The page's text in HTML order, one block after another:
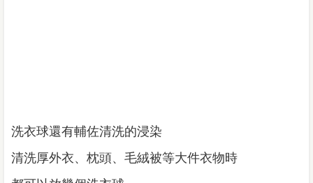
洗衣球還有輔佐清洗的浸染
清洗厚外衣、枕頭、毛絨被等大件衣物時